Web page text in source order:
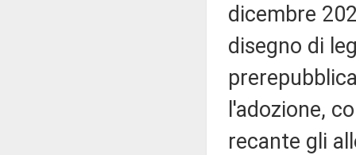
dicembre
disegno di
l'adozione,
recante gli